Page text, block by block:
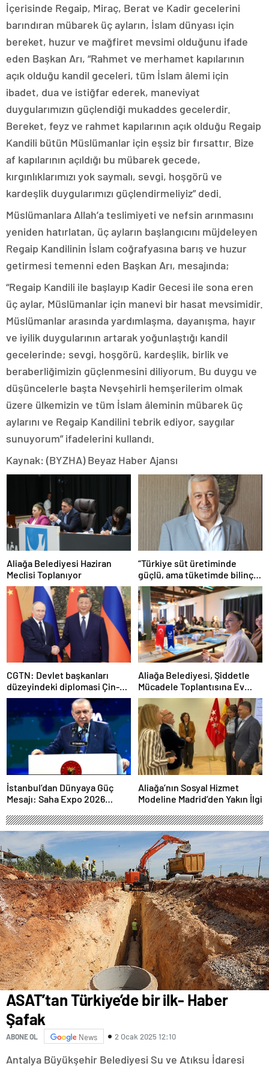
İçerisinde Regaip, Miraç, Berat ve Kadir gecelerini
barındıran mübarek üç ayların, İslam dünyası için
bereket, huzur ve mağfiret mevsimi olduğunu ifade
eden Başkan Arı, “Rahmet ve merhamet kapılarının
açık olduğu kandil geceleri, tüm İslam âlemi için
ibadet, dua ve istiğfar ederek, maneviyat
duygularımızın güçlendiği mukaddes gecelerdir.
Bereket, feyz ve rahmet kapılarının açık olduğu Regaip
Kandili bütün Müslümanlar için eşsiz bir fırsattır. Bize
af kapılarının açıldığı bu mübarek gecede,
kırgınlıklarımızı yok saymalı, sevgi, hoşgörü ve
kardeşlik duygularımızı güçlendirmeliyiz” dedi.
Müslümanlara Allah’a teslimiyeti ve nefsin arınmasını
yeniden hatırlatan, üç ayların başlangıcını müjdeleyen
Regaip Kandilinin İslam coğrafyasına barış ve huzur
getirmesi temenni eden Başkan Arı, mesajında;
“Regaip Kandili ile başlayıp Kadir Gecesi ile sona eren
üç aylar, Müslümanlar için manevi bir hasat mevsimidir.
Müslümanlar arasında yardımlaşma, dayanışma, hayır
ve iyilik duygularının artarak yoğunlaştığı kandil
gecelerinde; sevgi, hoşgörü, kardeşlik, birlik ve
beraberliğimizin güçlenmesini diliyorum. Bu duygu ve
düşüncelerle başta Nevşehirli hemşerilerim olmak
üzere ülkemizin ve tüm İslam âleminin mübarek üç
aylarını ve Regaip Kandilini tebrik ediyor, saygılar
sunuyorum” ifadelerini kullandı.
Kaynak: (BYZHA) Beyaz Haber Ajansı
Aliağa Belediyesi Haziran
Meclisi Toplanıyor
“Türkiye süt üretiminde
güçlü, ama tüketimde bilinç
şart”
CGTN: Devlet başkanları
düzeyindeki diplomasi Çin-
Rusya arasındaki büyüyen
ortaklığı güçlendiriyor
Aliağa Belediyesi, Şiddetle
Mücadele Toplantısına Ev
Sahipliği Yaptı
İstanbul’dan Dünyaya Güç
Mesajı: Saha Expo 2026
Aliağa’nın Sosyal Hizmet
Modeline Madrid’den Yakın İlgi
ASAT’tan Türkiye’de bir ilk- Haber
Şafak
ABONE OL News 2 Ocak 2025 12:10
Antalya Büyükşehir Belediyesi Su ve Atıksu İdaresi